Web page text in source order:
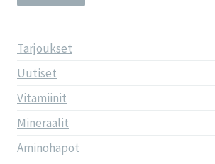
Tarjoukset
Uutiset
Vitamiinit
Mineraalit
Aminohapot